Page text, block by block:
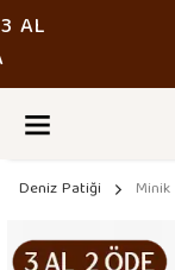
📢
Deniz Patiği